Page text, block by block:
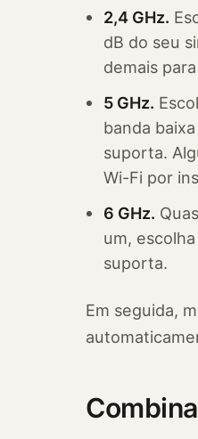
2,4 GHz.
dB do seu
demais
5 GHz.
banda
suporta.
Wi-Fi por
6 GHz.
um,
suporta.
Em seguida,